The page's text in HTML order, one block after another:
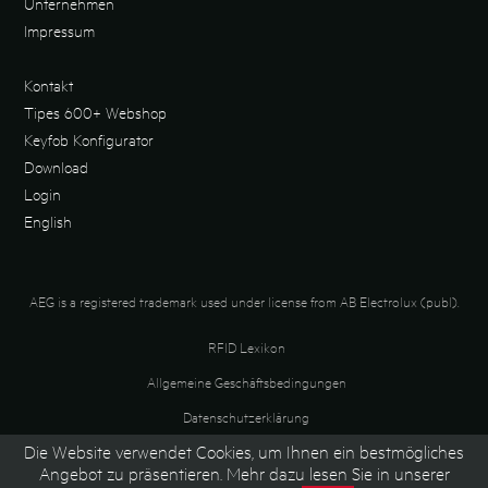
Impressum
Kontakt
Tipes 600+ Webshop
Keyfob Konfigurator
Download
Login
English
AEG is a registered trademark used under license from AB Electrolux (publ).
RFID Lexikon
Allgemeine Geschäftsbedingungen
Datenschutzerklärung
Recycling
Die Website verwendet Cookies, um Ihnen ein bestmögliches
Angebot zu präsentieren. Mehr dazu lesen Sie in unserer